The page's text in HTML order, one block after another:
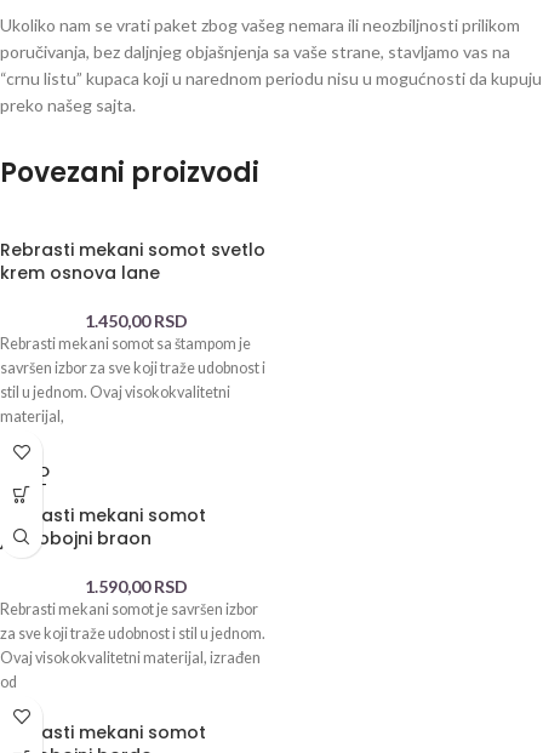
Ukoliko nam se vrati paket zbog vašeg nemara ili neozbiljnosti prilikom
poručivanja, bez daljnjeg objašnjenja sa vaše strane, stavljamo vas na
“crnu listu” kupaca koji u narednom periodu nisu u mogućnosti da kupuju
preko našeg sajta.
Povezani proizvodi
Rebrasti mekani somot svetlo
krem osnova lane
1.450,00RSD
Rebrasti mekani somot sa štampom je
savršen izbor za sve koji traže udobnost i
stil u jednom. Ovaj visokokvalitetni
materijal,
SOLD
OUT
Rebrasti mekani somot
jednobojni braon
1.590,00RSD
Rebrasti mekani somot je savršen izbor
za sve koji traže udobnost i stil u jednom.
Ovaj visokokvalitetni materijal, izrađen
od
Rebrasti mekani somot